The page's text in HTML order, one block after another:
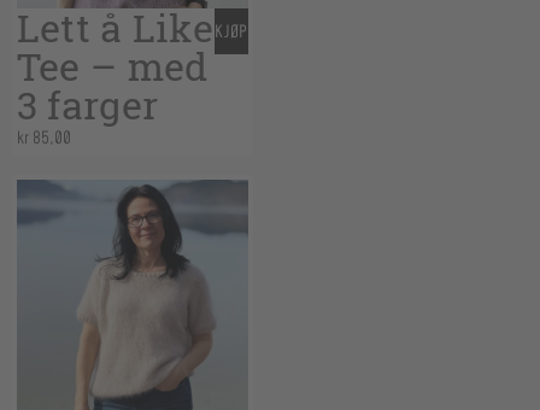
Lett å Like
Tee – med
3 farger
kr85,00
KJØP